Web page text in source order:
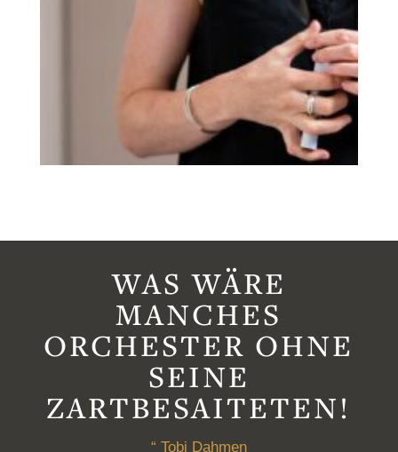
WAS WÄRE
MANCHES
ORCHESTER OHNE
SEINE
ZARTBESAITETEN!
“ Tobi Dahmen